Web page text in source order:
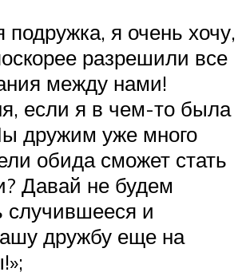
я очень хочу,
разрешили все
между нами!
если я в чем-то была
дружим уже много
обида сможет стать
Давай не будем
случившееся и
дружбу еще на